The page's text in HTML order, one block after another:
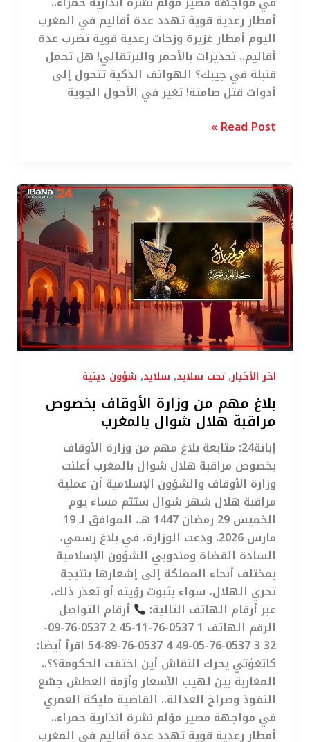
أمطار رعدية قوية تهدد عدة أقاليم في المغرب
اليوم أمطار غزيرة وزخات رعدية قوية تضرب عدة
أقاليم.. تحذيرات بالأحمر والبرتقالي! هل تحمل
قنبلة في جيبك؟ الهواتف الذكية تتحول إلى
أدوات قتل صامتة! تغير في الأحول الجوية
Read Post »
اخر الأخبار,تحت سلايد, سلايد, شؤون دينية
بلاغ مهم من وزارة الأوقاف بخصوص
مراقبة هلال شوال بالمغرب
إبانة24: متابعة بلاغ مهم من وزارة الأوقاف
بخصوص مراقبة هلال شوال بالمغرب أعلنت
وزارة الأوقاف والشؤون الإسلامية أن عملية
مراقبة هلال شهر شوال ستتم مساء يوم
الخميس 29 رمضان 1447 هـ، الموافق لـ 19
مارس 2026. ودعت الوزارة، في بلاغ رسمي،
السادة القضاة ومندوبي الشؤون الإسلامية
بمختلف أنحاء المملكة إلى إشعارها بنتيجة
تحري الهلال، سواء بثبوت رؤيته أو تعذر ذلك،
عبر أرقام الهاتف التالية:
أرقام التواصل
الرقم الهاتف 1 0537-76-11-45 2 0537-76-09-
32 3 0537-76-05-49 4 0537-76-89-54 اقرأ أيضا:
كاتغوّتي يحرك النقاش أين اختفت الحكومة؟؟..
المغاربة بين لهيب الأسعار وأزمة العطش جشع
النفوذ وصراخ العدالة.. القاضية مليكة العمري
في مواجهة مصير مؤلم نشرة انذارية حمراء..
أمطار رعدية قوية تهدد عدة أقاليم في المغرب
بلاغ
مهم
من
وزارة
الأوقاف
بخصوص
مراقبة
هلال
شوال
بالمغرب